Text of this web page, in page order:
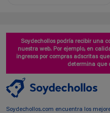
Soydechollos podría recibir una
nuestra web. Por ejemplo, en
ingresos por compras adscritas
determina que
Soydechollos.com encuentra los